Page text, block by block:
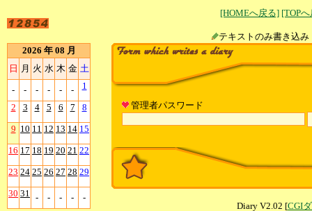
[HOMEへ戻る] [TOP
テキストのみ書
2026 年 08 月
日 月 火 水 木 金 土
- - - - - - 1
2 3 4 5 6 7 8
9 10 11 12 13 14 15
16 17 18 19 20 21 22
23 24 25 26 27 28 29
30 31 - - - - -
管理者パスワード
Diary V2.02 [CGI